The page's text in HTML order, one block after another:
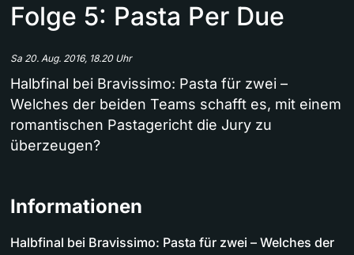
Folge 5: Pasta Per Due
Sa 20. Aug. 2016, 18.20 Uhr
Halbfinal bei Bravissimo: Pasta für zwei –
Welches der beiden Teams schafft es, mit einem
romantischen Pastagericht die Jury zu
überzeugen?
Informationen
Halbfinal bei Bravissimo: Pasta für zwei – Welches der